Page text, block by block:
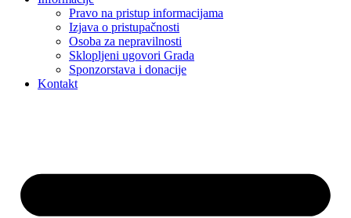
Pravo na pristup informacijama
Izjava o pristupačnosti
Osoba za nepravilnosti
Sklopljeni ugovori Grada
Sponzorstava i donacije
Kontakt